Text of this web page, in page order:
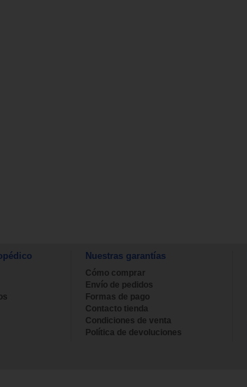
Nuestras garantías
Cómo comprar
Envío de pedidos
Formas de pago
Contacto tienda
Condiciones de venta
Política de devoluciones